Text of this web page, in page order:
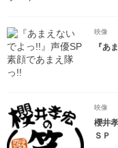
映像
『あ
映像
櫻井
ＳＰ